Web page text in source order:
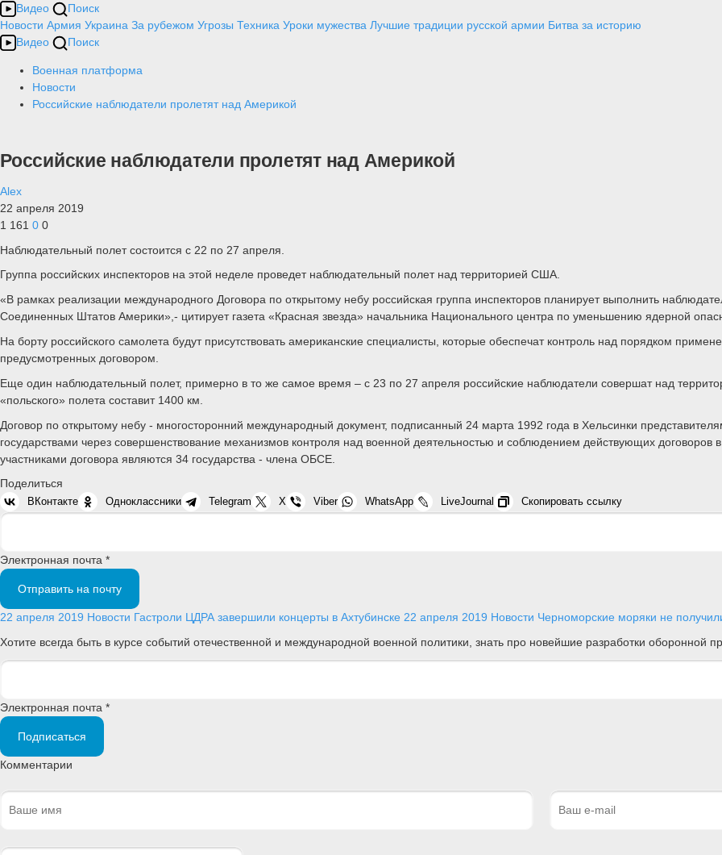
Видео
Поиск
Новости Армия Украина За рубежом Угрозы Техника Уроки мужества Лучшие традиции русской армии Битва за историю
Видео
Поиск
Военная платформа
Новости
Российские наблюдатели пролетят над Америкой
Российские наблюдатели пролетят над Америкой
Alex
22 апреля 2019
1 161 0 0
Наблюдательный полет состоится с 22 по 27 апреля.
Группа российских инспекторов на этой неделе проведет наблюдательный полет над территорией США.
«В рамках реализации международного Договора по открытому небу российская группа инспекторов планирует выполнить
Соединенных Штатов Америки»,- цитирует газета «Красная звезда» начальника Национального центра по уменьшению ядерной
На борту российского самолета будут присутствовать американские специалисты, которые обеспечат контроль над порядком
предусмотренных договором.
Еще один наблюдательный полет, примерно в то же самое время – с 23 по 27 апреля российские наблюдатели совершат над
«польского» полета составит 1400 км.
Договор по открытому небу - многосторонний международный документ, подписанный 24 марта 1992 года в Хельсинки
государствами через совершенствование механизмов контроля над военной деятельностью и соблюдением действующих
участниками договора являются 34 государства - члена ОБСЕ.
Поделиться
ВКонтакте Одноклассники Telegram X Viber WhatsApp LiveJournal Скопировать ссылку
Электронная почта *
Отправить на почту
22 апреля 2019 Новости Гастроли ЦДРА завершили концерты в Ахтубинске 22 апреля 2019 Новости Черноморские моряки не
Хотите всегда быть в курсе событий отечественной и международной военной политики, знать про новейшие разработки
Электронная почта *
Подписаться
Комментарии